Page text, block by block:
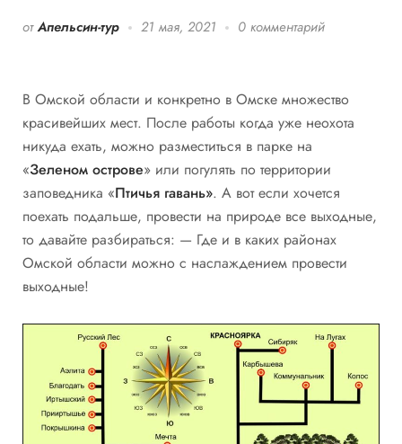
от Апельсин-тур 21 мая, 2021 0 комментарий
В Омской области и конкретно в Омске множество
красивейших мест. После работы когда уже неохота
никуда ехать, можно разместиться в парке на
«Зеленом острове» или погулять по территории
заповедника «Птичья гавань». А вот если хочется
поехать подальше, провести на природе все выходные,
то давайте разбираться: — Где и в каких районах
Омской области можно с наслаждением провести
выходные!